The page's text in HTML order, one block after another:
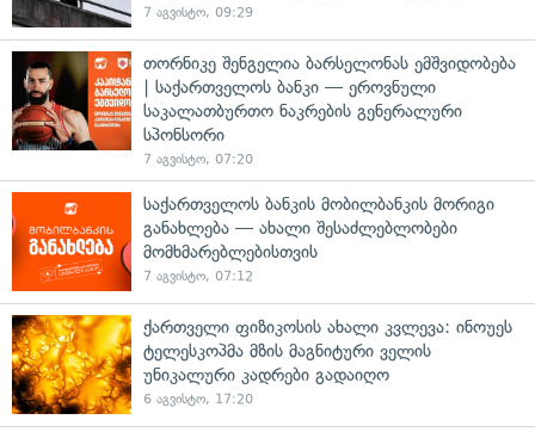
7 აგვისტო, 09:29
თორნიკე შენგელია ბარსელონას ემშვიდობება
| საქართველოს ბანკი — ეროვნული
საკალათბურთო ნაკრების გენერალური
სპონსორი
7 აგვისტო, 07:20
საქართველოს ბანკის მობილბანკის მორიგი
განახლება — ახალი შესაძლებლობები
მომხმარებლებისთვის
7 აგვისტო, 07:12
ქართველი ფიზიკოსის ახალი კვლევა: ინოუეს
ტელესკოპმა მზის მაგნიტური ველის
უნიკალური კადრები გადაიღო
6 აგვისტო, 17:20